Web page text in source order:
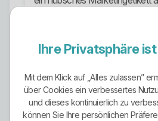
Für Kunden im Raum
sichtbar.
Dazu gehören ein klassischer
Schleswig-Holstein, ein
Ihre Privatsphäre
Mit dem Klick auf „Alles zulassen”
über Cookies ein verbessertes
und dieses kontinuierlich zu
können Sie Ihre persönlichen